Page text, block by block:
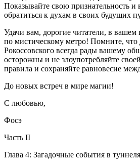
Показывайте свою признательность и
обратиться к духам в своих будущих
Удачи вам, дорогие читатели, в вашем
по мистическому метро! Помните, что
Рокоссовского всегда рады вашему
осторожны и не злоупотребляйте
правила и сохраняйте равновесие
До новых встреч в мире магии!
С любовью,
Фосэ
Часть II
Глава 4: Загадочные события в